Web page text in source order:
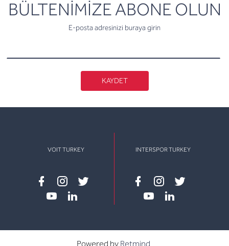
BÜLTENİMİZE ABONE OLUN
E-posta adresinizi buraya girin
newsletter
KAYDET
VOIT TURKEY
Facebook
instagram
twitter
INTERSPOR TURKEY
Facebook
instagram
twitter
Powered by Retmind